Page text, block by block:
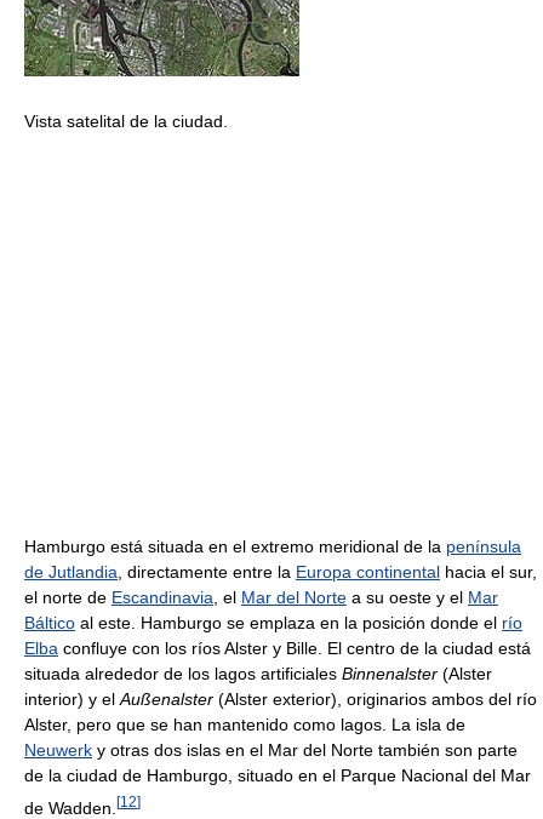
Vista satelital de la ciudad.
Hamburgo está situada en el extremo meridional de la península
de Jutlandia , directamente entre la Europa continental hacia el sur,
el norte de Escandinavia , el Mar del Norte a su oeste y el Mar
Báltico al este. Hamburgo se emplaza en la posición donde el río
Elba confluye con los ríos Alster y Bille. El centro de la ciudad está
situada alrededor de los lagos artificiales Binnenalster (Alster
interior) y el Außenalster (Alster exterior), originarios ambos del río
Alster, pero que se han mantenido como lagos. La isla de
Neuwerk y otras dos islas en el Mar del Norte también son parte
de la ciudad de Hamburgo, situado en el Parque Nacional del Mar
de Wadden. [12]